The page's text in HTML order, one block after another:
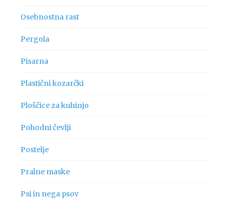
Osebnostna rast
Pergola
Pisarna
Plastični kozarčki
Ploščice za kuhinjo
Pohodni čevlji
Postelje
Pralne maske
Psi in nega psov